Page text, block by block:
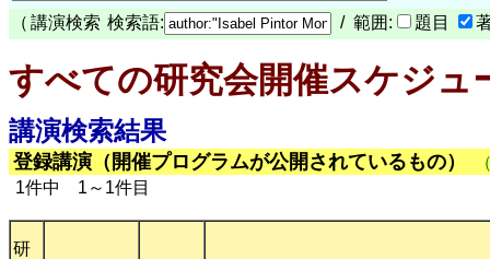
（ 講演検索 検索語: / 範囲: 題目
すべての研究会開催スケジュ
講演検索結果
登録講演（開催プログラムが公開されているもの）
1件中 1～1件目
研